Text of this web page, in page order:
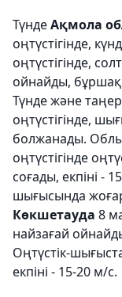
ТүндеАқмола
оңтүстігінде,
оңтүстігінде,
ойнайды, бұршақ
Түнде және
оңтүстігінде,
болжанады.
оңтүстігінде
соғады, екпіні -
шығысында
Көкшетауда 8
найзағай
Оңтүстік-
екпіні - 15-20 м/с.